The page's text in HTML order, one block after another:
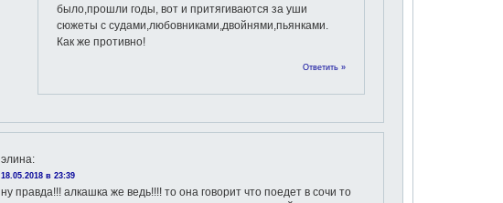
было,прошли годы, вот и притягиваются за уши
сюжеты с судами,любовниками,двойнями,пьянками.
Как же противно!
Ответить »
элина:
18.05.2018 в 23:39
ну правда!!! алкашка же ведь!!!! то она говорит что поедет в сочи то